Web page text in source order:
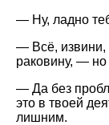
— Ну, ладно
— Всё, извини,
раковину, — но
— Да без
это в твоей
лишним.